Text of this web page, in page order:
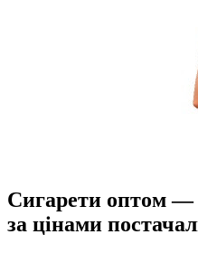
Сигарети оптом —
за цінами